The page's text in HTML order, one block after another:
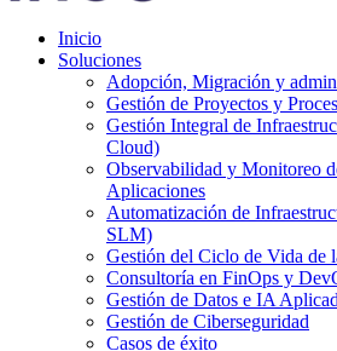
Inicio
Soluciones
Adopción, Migración y
Gestión de Proyectos y
Gestión Integral de
Cloud)
Observabilidad y Monitoreo
Aplicaciones
Automatización de
SLM)
Gestión del Ciclo de Vida
Consultoría en FinOps y
Gestión de Datos e IA
Gestión de Ciberseguridad
Casos de éxito